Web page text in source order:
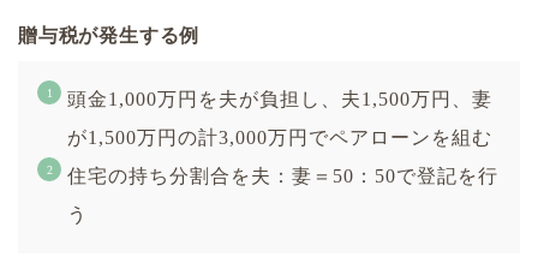
贈与税が発生する例
頭金1,000万円を夫が負担し、夫1,500万円、妻
が1,500万円の計3,000万円でペアローンを組む
住宅の持ち分割合を夫：妻＝50：50で登記を行
う